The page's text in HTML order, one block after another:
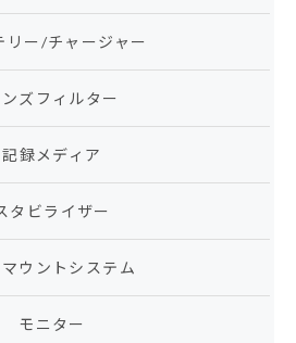
リー/チャージャー
ンズフィルター
記録メディア
タビライザー
ウントシステム
モニター